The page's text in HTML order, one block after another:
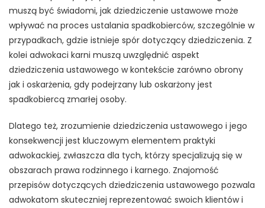
muszą być świadomi, jak dziedziczenie ustawowe może
wpływać na proces ustalania spadkobierców, szczególnie w
przypadkach, gdzie istnieje spór dotyczący dziedziczenia. Z
kolei adwokaci karni muszą uwzględnić aspekt
dziedziczenia ustawowego w kontekście zarówno obrony
jak i oskarżenia, gdy podejrzany lub oskarżony jest
spadkobiercą zmarłej osoby.
Dlatego też, zrozumienie dziedziczenia ustawowego i jego
konsekwencji jest kluczowym elementem praktyki
adwokackiej, zwłaszcza dla tych, którzy specjalizują się w
obszarach prawa rodzinnego i karnego. Znajomość
przepisów dotyczących dziedziczenia ustawowego pozwala
adwokatom skuteczniej reprezentować swoich klientów i